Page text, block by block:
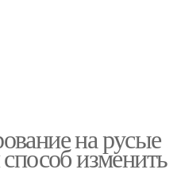
на русые
изменить